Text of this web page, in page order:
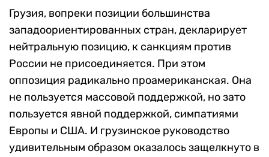
Грузия, вопреки позиции большинства
западоориентированных стран, декларирует
нейтральную позицию, к санкциям против
России не присоединяется. При этом
оппозиция радикально проамериканская. Она
не пользуется массовой поддержкой, но зато
пользуется явной поддержкой, симпатиями
Европы и США. И грузинское руководство
удивительным образом оказалось защелкнуто в